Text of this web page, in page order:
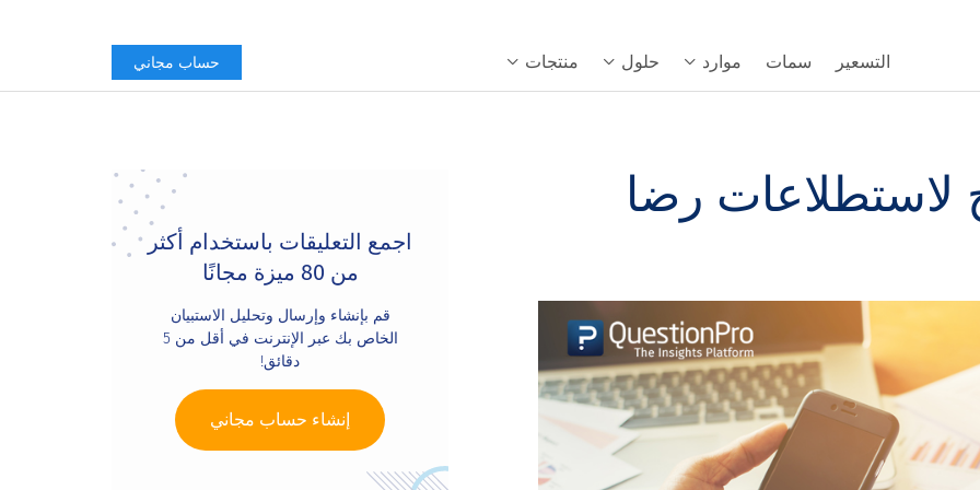
منتجات حلول موارد سمات التسعير حساب مجاني
لاستطلاعات رضا
Sidebar
اجمع التعليقات باستخدام أكثر
من 80 ميزة مجانًا
قم بإنشاء وإرسال وتحليل الاستبيان
الخاص بك عبر الإنترنت في أقل من 5
دقائق!
إنشاء حساب مجاني